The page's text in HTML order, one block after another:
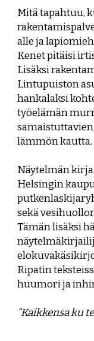
Mitä tapahtuu,
alle ja
Kenet pitäisi
Lisäksi
Lintupuiston
hankalaksi
työelämän
lämmön kautta.
Näytelmän
Helsingin
sekä
Tämän lisäksi
Ripatin
huumori ja
“Kaikkensa ku